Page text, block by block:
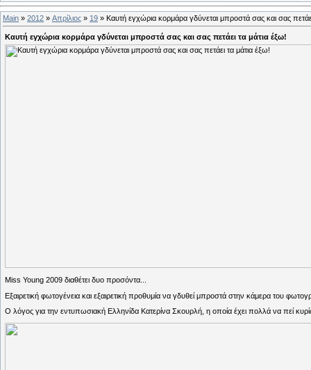
Main » 2012 » Απρίλιος » 19 » Καυτή εγχώρια κορμάρα γδύνεται μπροστά σας και σας
Καυτή εγχώρια κορμάρα γδύνεται μπροστά σας και σας πετάει τα μάτια έξω!
Miss Young 2009 διαθέτει δυο προσόντα...
Εξαιρετική φωτογένεια και εξαιρετική προθυμία να γδυθεί μπροστά στην κάμερα του
Ο λόγος για την εντυπωσιακή Ελληνίδα Κατερίνα Σκουρλή, η οποία έχει πολλά να πεί